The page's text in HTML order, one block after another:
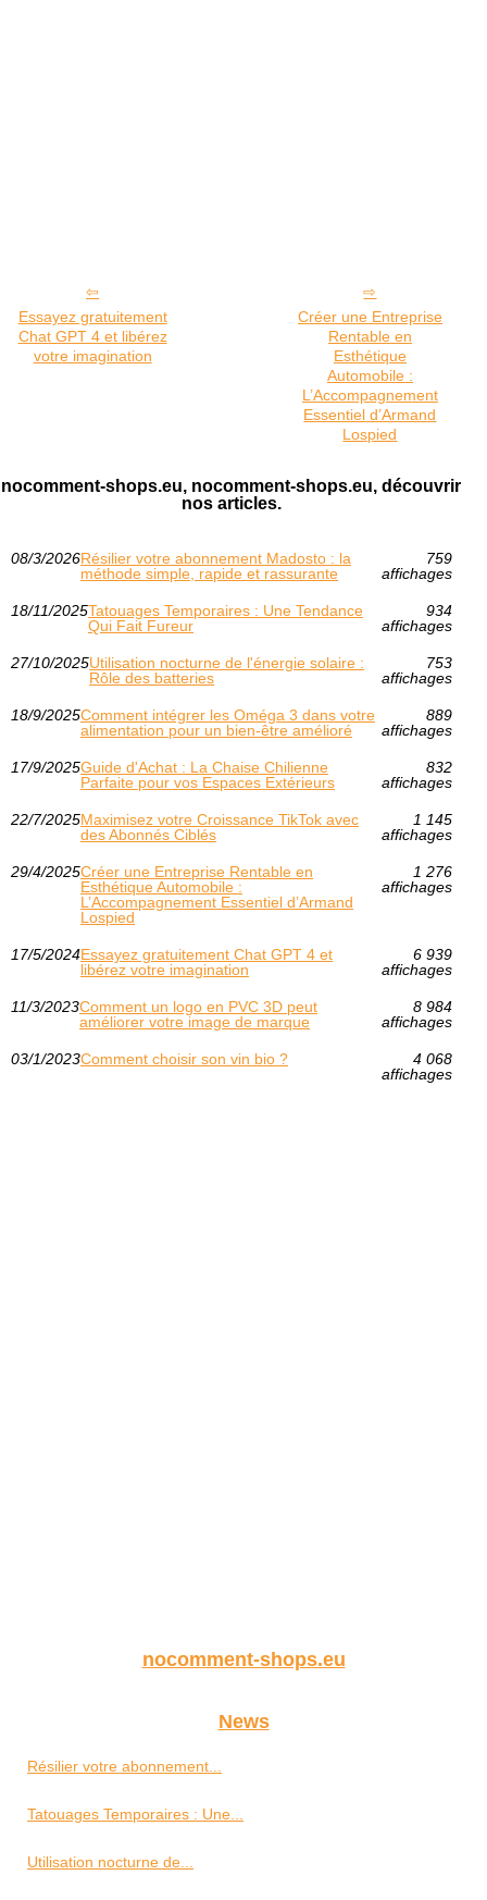
Essayez gratuitement
Chat GPT 4 et libérez
votre imagination
Créer une Entreprise
Rentable en
Esthétique
Automobile :
L’Accompagnement
Essentiel d’Armand
Lospied
nocomment-shops.eu, nocomment-shops.eu, découvrir
nos articles.
08/3/2026Résilier votre abonnement Madosto : la
méthode simple, rapide et rassurante
759
affichages
18/11/2025Tatouages Temporaires : Une Tendance
Qui Fait Fureur
934
affichages
27/10/2025Utilisation nocturne de l'énergie solaire :
Rôle des batteries
753
affichages
18/9/2025Comment intégrer les Oméga 3 dans votre
alimentation pour un bien-être amélioré
889
affichages
17/9/2025Guide d'Achat : La Chaise Chilienne
Parfaite pour vos Espaces Extérieurs
832
affichages
22/7/2025Maximisez votre Croissance TikTok avec
des Abonnés Ciblés
1 145
affichages
29/4/2025Créer une Entreprise Rentable en
Esthétique Automobile :
L’Accompagnement Essentiel d’Armand
Lospied
1 276
affichages
17/5/2024Essayez gratuitement Chat GPT 4 et
libérez votre imagination
6 939
affichages
11/3/2023Comment un logo en PVC 3D peut
améliorer votre image de marque
8 984
affichages
03/1/2023Comment choisir son vin bio ?
4 068
affichages
nocomment-shops.eu
News
Résilier votre abonnement...
Tatouages Temporaires : Une...
Utilisation nocturne de...